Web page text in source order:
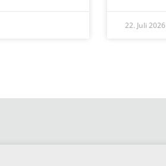
22. Juli 2026